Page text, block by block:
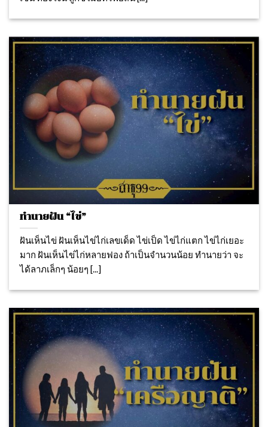
ทำนายฝัน “ไข่”
ฝันเห็นไข่ ฝันเห็นไข่ไก่เลขเด็ด ไข่เป็ด ไข่ไก่แตก ไข่ไก่เยอะ
มาก ฝันเห็นไข่ไก่หลายฟอง ถ้าเป็นจำนวนน้อย ทำนายว่า จะ
ได้ลาภเล็กๆ น้อยๆ [...]